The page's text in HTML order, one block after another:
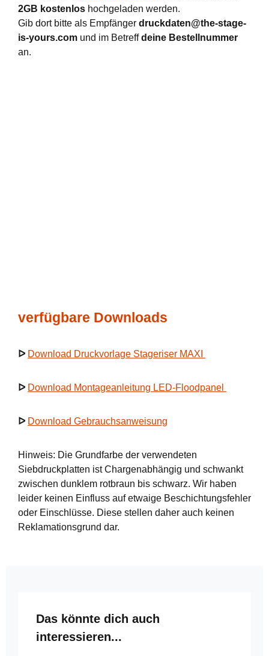
2GB kostenlos hochgeladen werden.
Gib dort bitte als Empfänger druckdaten@the-stage-
is-yours.com und im Betreffdeine Bestellnummer
an.
verfügbare Downloads
ᐅ Download Druckvorlage Stageriser MAXI
ᐅ Download Montageanleitung LED-Floodpanel
ᐅ Download Gebrauchsanweisung
Hinweis: Die Grundfarbe der verwendeten
Siebdruckplatten ist Chargenabhängig und schwankt
zwischen dunklem rotbraun bis schwarz. Wir haben
leider keinen Einfluss auf etwaige Beschichtungsfehler
oder Einschlüsse. Diese stellen daher auch keinen
Reklamationsgrund dar.
Produktgalerie überspringen
Das könnte dich auch
interessieren...